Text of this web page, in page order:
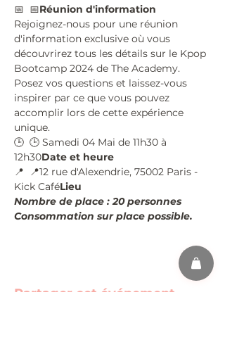
📅 📅Réunion d'information
Rejoignez-nous pour une réunion
d'information exclusive où vous
découvrirez tous les détails sur le Kpop
Bootcamp 2024 de The Academy.
Posez vos questions et laissez-vous
inspirer par ce que vous pouvez
accomplir lors de cette expérience
unique.
🕒 🕒 Samedi 04 Mai de 11h30 à
12h30Date et heure
📍
📍12 rue d'Alexendrie, 75002 Paris -
Kick CaféLieu
Nombre de place : 20 personnes
Consommation sur place possible.
Partager cet événement